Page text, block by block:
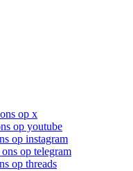
op x
op youtube
op instagram
op telegram
op threads